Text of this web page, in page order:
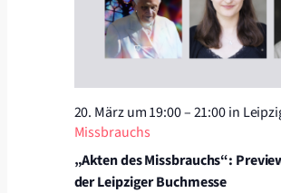
20. März um 19:00–21:00in
Missbrauchs
„Akten des Missbrauchs“:
der Leipziger Buchmesse